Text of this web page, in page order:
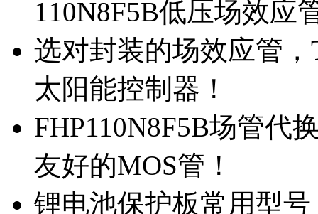
110N8F5B低压场效应
选对封装的场效应管
太阳能控制器！
FHP110N8F5B场管代
友好的MOS管！
锂电池保护板常用型